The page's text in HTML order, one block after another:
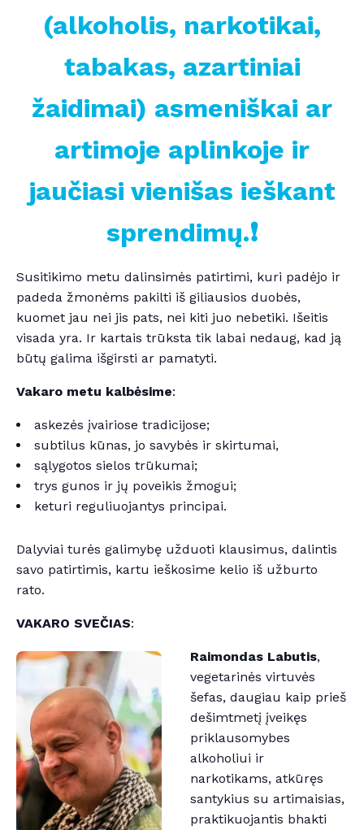
(alkoholis, narkotikai,
tabakas, azartiniai
žaidimai) asmeniškai ar
artimoje aplinkoje ir
jaučiasi vienišas ieškant
sprendimų.❗️
Susitikimo metu dalinsimės patirtimi, kuri padėjo ir
padeda žmonėms pakilti iš giliausios duobės,
kuomet jau nei jis pats, nei kiti juo nebetiki. Išeitis
visada yra. Ir kartais trūksta tik labai nedaug, kad ją
būtų galima išgirsti ar pamatyti.
Vakaro metu kalbėsime:
askezės įvairiose tradicijose;
subtilus kūnas, jo savybės ir skirtumai,
sąlygotos sielos trūkumai;
trys gunos ir jų poveikis žmogui;
keturi reguliuojantys principai.
Dalyviai turės galimybę užduoti klausimus, dalintis
savo patirtimis, kartu ieškosime kelio iš užburto
rato.
VAKARO SVEČIAS:
Raimondas Labutis,
vegetarinės virtuvės
šefas, daugiau kaip prieš
dešimtmetį įveikęs
priklausomybes
alkoholiui ir
narkotikams, atkūręs
santykius su artimaisias,
praktikuojantis bhakti